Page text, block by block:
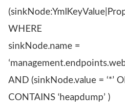
WHERE
sinkNode.name =
AND (sinkNode.value = ‘*’
CONTAINS ‘heapdump’ )